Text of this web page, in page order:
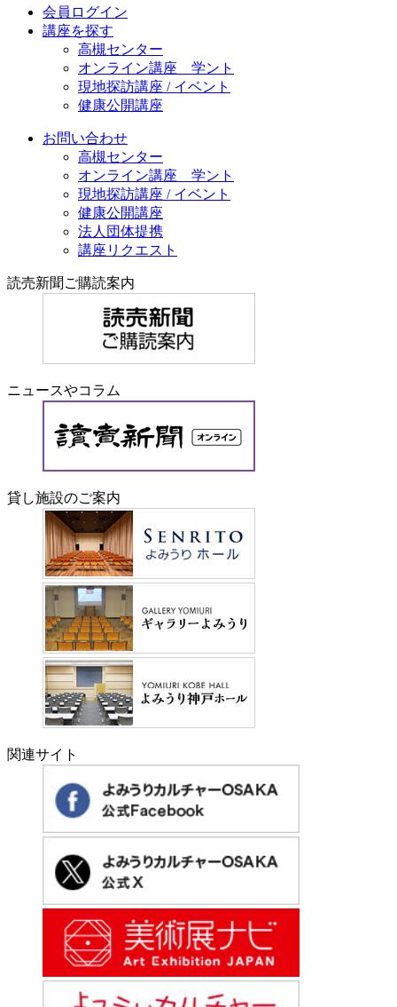
会員ログイン
講座を探す
高槻センター
オンライン講座 学ント
現地探訪講座 / イベント
健康公開講座
お問い合わせ
高槻センター
オンライン講座 学ント
現地探訪講座 / イベント
健康公開講座
法人団体提携
講座リクエスト
読売新聞ご購読案内
ニュースやコラム
貸し施設のご案内
関連サイト